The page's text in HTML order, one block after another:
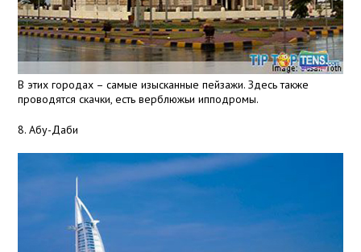
В этих городах – самые изысканные пейзажи. Здесь также
проводятся скачки, есть верблюжьи ипподромы.
8. Абу-Даби